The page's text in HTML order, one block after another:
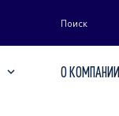
Поиск
О КОМПАНИИ